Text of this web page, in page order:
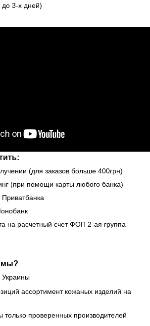
до 3-х дней)
(для заказов больше 400грн)
(при помощи карты любого банка)
на расчетный счет ФОП 2-ая группа
мы?
Украины
ассортимент кожаных изделий на
только проверенных производителей